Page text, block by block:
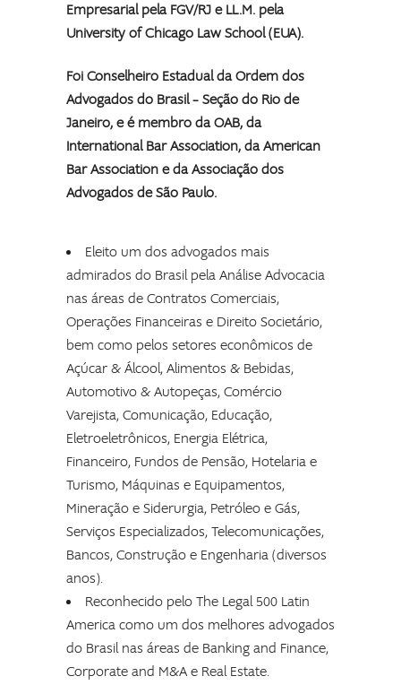
Empresarial pela FGV/RJ e LL.M. pela
University of Chicago Law School (EUA).
Foi Conselheiro Estadual da Ordem dos
Advogados do Brasil – Seção do Rio de
Janeiro, e é membro da OAB, da
International Bar Association, da American
Bar Association e da Associação dos
Advogados de São Paulo.
Eleito um dos advogados mais
admirados do Brasil pela Análise Advocacia
nas áreas de Contratos Comerciais,
Operações Financeiras e Direito Societário,
bem como pelos setores econômicos de
Açúcar & Álcool, Alimentos & Bebidas,
Automotivo & Autopeças, Comércio
Varejista, Comunicação, Educação,
Eletroeletrônicos, Energia Elétrica,
Financeiro, Fundos de Pensão, Hotelaria e
Turismo, Máquinas e Equipamentos,
Mineração e Siderurgia, Petróleo e Gás,
Serviços Especializados, Telecomunicações,
Bancos, Construção e Engenharia (diversos
anos).
Reconhecido pelo The Legal 500 Latin
America como um dos melhores advogados
do Brasil nas áreas de Banking and Finance,
Corporate and M&A e Real Estate.